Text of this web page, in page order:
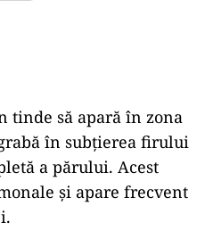
tinde să apară în zona
în subțierea firului
a părului. Acest
și apare frecvent